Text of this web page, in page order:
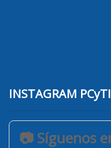
INSTAGRAM PCyTI
📷 Síguenos